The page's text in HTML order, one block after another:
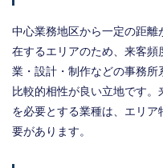
中心業務地区から一定の距
在するエリアのため、来客
業・設計・制作などの事務所
比較的相性が良い立地です
を必要とする業種は、エリ
要があります。